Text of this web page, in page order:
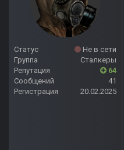
Статус
Не в сети
Группа
Сталкеры
Репутация
64
Сообщений
41
Регистрация
20.02.2025